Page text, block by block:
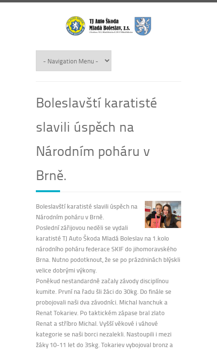
Boleslavští karatisté
slavili úspěch na
Národním poháru v
Brně.
Boleslavští karatisté slavili úspěch na
Národním poháru v Brně.
Poslední zářijovou neděli se vydali
karatisté TJ Auto Škoda Mladá Boleslav na 1.kolo
národního poháru federace SKIF do jihomoravského
Brna. Nutno podotknout, že se po prázdninách blýskli
velice dobrými výkony.
Poněkud nestandardně začaly závody disciplínou
kumite. První na řadu šli žáci do 30kg. Do finále se
probojovali naši dva závodníci. Michal Ivanchuk a
Renat Tokariev. Po taktickém zápase bral zlato
Renat a stříbro Michal. Vyšší věkové i váhové
kategorie se naši borci nezalekli. Nastoupili i mezi
žáky 10-11 let do 35kg. Tokariev vybojoval bronz a